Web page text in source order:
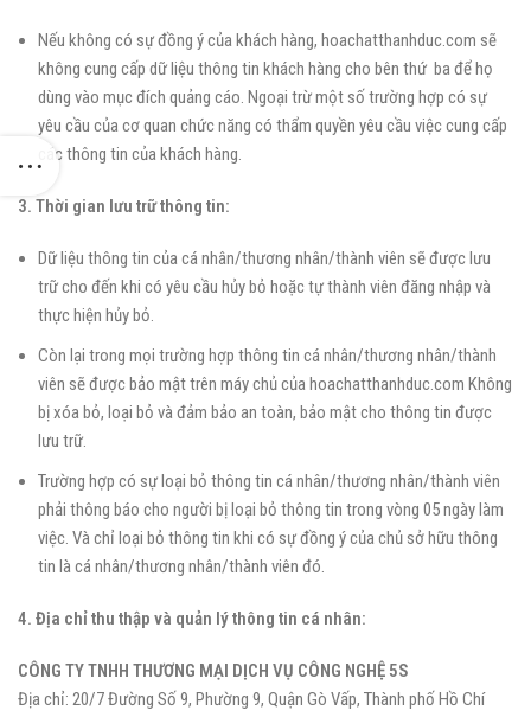
Nếu không có sự đồng ý của khách hàng, hoachatthanhduc.com sẽ
không cung cấp dữ liệu thông tin khách hàng cho bên thứ ba để họ
dùng vào mục đích quảng cáo. Ngoại trừ một số trường hợp có sự
yêu cầu của cơ quan chức năng có thẩm quyền yêu cầu việc cung cấp
các thông tin của khách hàng.
3. Thời gian lưu trữ thông tin:
Dữ liệu thông tin của cá nhân/thương nhân/thành viên sẽ được lưu
trữ cho đến khi có yêu cầu hủy bỏ hoặc tự thành viên đăng nhập và
thực hiện hủy bỏ.
Còn lại trong mọi trường hợp thông tin cá nhân/thương nhân/thành
viên sẽ được bảo mật trên máy chủ của hoachatthanhduc.com Không
bị xóa bỏ, loại bỏ và đảm bảo an toàn, bảo mật cho thông tin được
lưu trữ.
Trường hợp có sự loại bỏ thông tin cá nhân/thương nhân/thành viên
phải thông báo cho người bị loại bỏ thông tin trong vòng 05 ngày làm
việc. Và chỉ loại bỏ thông tin khi có sự đồng ý của chủ sở hữu thông
tin là cá nhân/thương nhân/thành viên đó.
4. Địa chỉ thu thập và quản lý thông tin cá nhân:
CÔNG TY TNHH THƯƠNG MẠI DỊCH VỤ CÔNG NGHỆ 5S
Địa chỉ: 20/7 Đường Số 9, Phường 9, Quận Gò Vấp, Thành phố Hồ Chí